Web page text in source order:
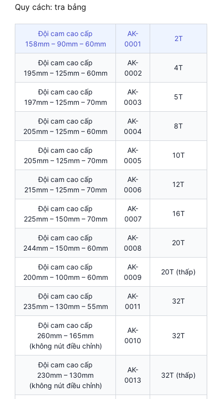
Quy cách: tra bảng
Đội cam cao cấp
158mm – 90mm – 60mm
AK-
0001
2T
Đội cam cao cấp
195mm – 125mm – 60mm
AK-
0002
4T
Đội cam cao cấp
197mm – 125mm – 70mm
AK-
0003
5T
Đội cam cao cấp
205mm – 125mm – 60mm
AK-
0004
8T
Đội cam cao cấp
205mm – 125mm – 70mm
AK-
0005
10T
Đội cam cao cấp
215mm – 125mm – 70mm
AK-
0006
12T
Đội cam cao cấp
225mm – 150mm – 70mm
AK-
0007
16T
Đội cam cao cấp
244mm – 150mm – 60mm
AK-
0008
20T
Đội cam cao cấp
200mm – 100mm – 60mm
AK-
0009
20T (thấp)
Đội cam cao cấp
235mm – 130mm – 55mm
AK-
0011
32T
Đội cam cao cấp
260mm – 165mm
(không nút điều chỉnh)
AK-
0010
32T
Đội cam cao cấp
230mm – 130mm
(không nút điều chỉnh)
AK-
0013
32T (thấp)